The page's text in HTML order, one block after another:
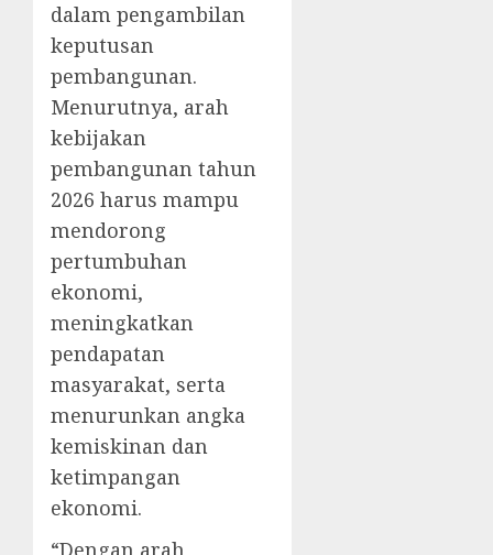
dalam pengambilan
keputusan
pembangunan.
Menurutnya, arah
kebijakan
pembangunan tahun
2026 harus mampu
mendorong
pertumbuhan
ekonomi,
meningkatkan
pendapatan
masyarakat, serta
menurunkan angka
kemiskinan dan
ketimpangan
ekonomi.